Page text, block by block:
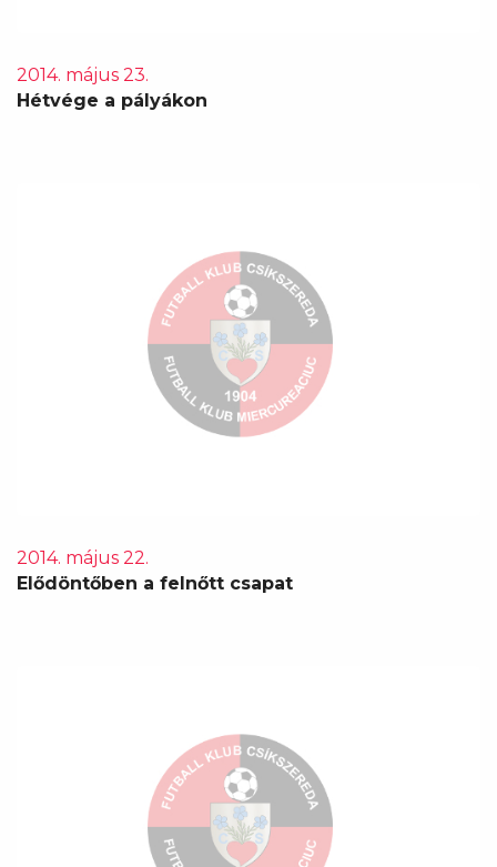
2014. május 23.
Hétvége a pályákon
2014. május 22.
Elődöntőben a felnőtt csapat